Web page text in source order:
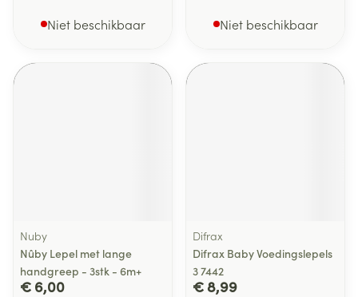
Niet beschikbaar Niet beschikbaar
Nuby
Nûby Lepel met lange
handgreep - 3stk - 6m+
€ 6,00
Difrax
Difrax Baby Voedingslepels
3 7442
€ 8,99